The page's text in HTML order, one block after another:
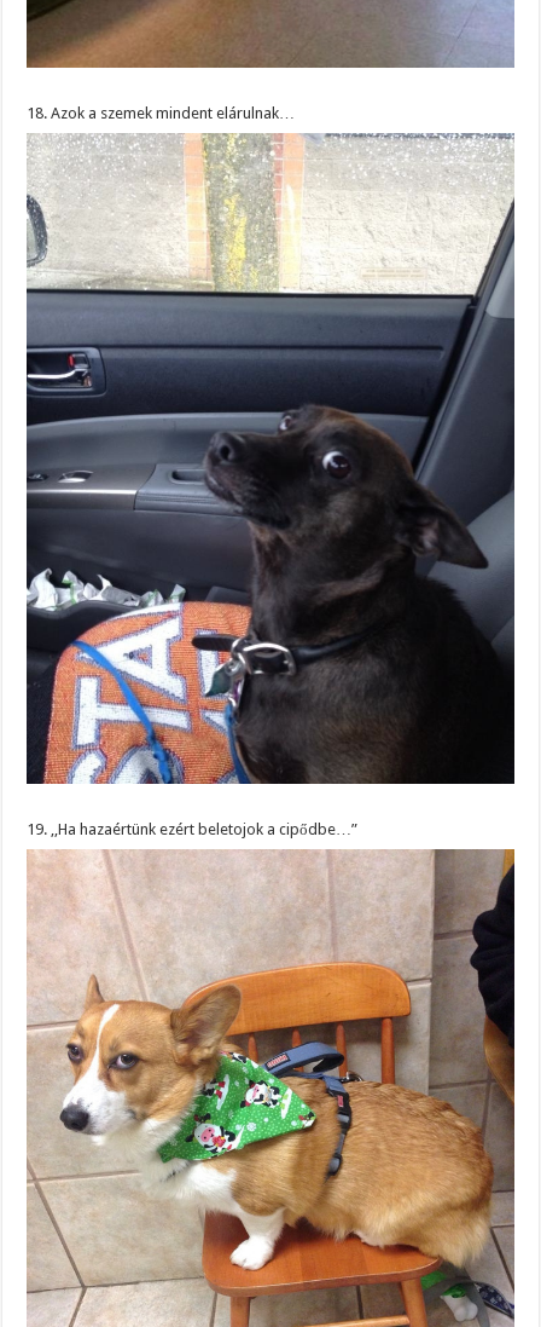
18. Azok a szemek mindent elárulnak…
19. ,,Ha hazaértünk ezért beletojok a cipődbe…”